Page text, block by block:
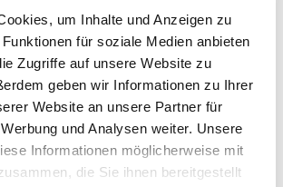
um Inhalte und Anzeigen zu
für soziale Medien anbieten
Zugriffe auf unsere Website zu
geben wir Informationen zu Ihrer
Website an unsere Partner für
und Analysen weiter. Unsere
Informationen möglicherweise mit
die Sie ihnen bereitgestellt
offenen Fragen verbunden.
dabei: Was können Sie für die
Kindes tun und wie können Sie
für einen guten Start
Diese Frage liegt Ihnen
wie uns. Deshalb bieten wir